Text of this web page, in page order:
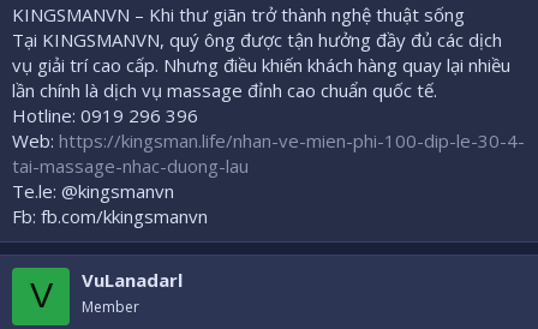
KINGSMANVN – Khi thư giãn trở thành nghệ thuật sống
Tại KINGSMANVN, quý ông được tận hưởng đầy đủ các dịch
vụ giải trí cao cấp. Nhưng điều khiến khách hàng quay lại nhiều
lần chính là dịch vụ massage đỉnh cao chuẩn quốc tế.
Hotline: 0919 296 396
Web: https://kingsman.life/nhan-ve-mien-phi-100-dip-le-30-4-
tai-massage-nhac-duong-lau
Te.le: @kingsmanvn
Fb: fb.com/kkingsmanvn
V VuLanadarl
Member